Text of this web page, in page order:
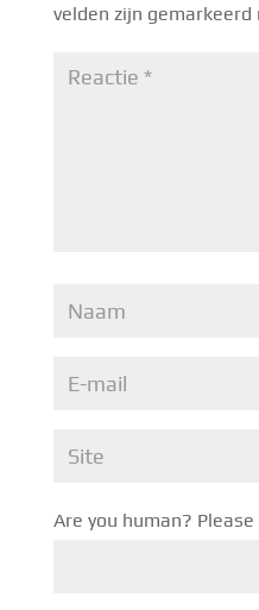
velden zijn gemarkeerd
Are you human? Please